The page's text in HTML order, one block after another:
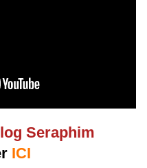
Seraphim
ICI